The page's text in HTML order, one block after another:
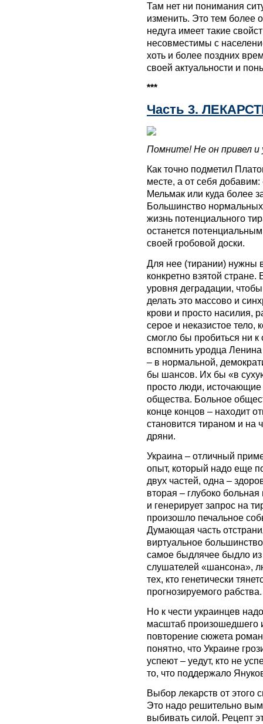
Там нет ни понимания
изменить. Это тем более
недуга имеет такие
несовместимы с
хоть и более поздних
своей актуальности и
***
Часть 3.
Помните! Не он привел
Как точно подметил
месте, а от себя
Мельмак или куда более
Большинство
жизнь потенциального
останется
своей гробовой доски.
Для нее (тирании) нужны
конкретно взятой
уровня деградации,
делать это массово и
крови и просто насилия,
серое и неказистое тело,
смогло бы пробиться ни к
вспомнить уродца
– в нормальной,
бы шансов. Их бы «в
просто люди, источающие
общества. Больное
конце концов – находит
становится тираном и на
дряни.
Украина – отличный
опыт, который надо еще
двух частей, одна –
вторая – глубоко
и генерирует запрос на
произошло печальное
Думающая часть
виртуальное
самое быдлячее быдло
слушателей «шансона»,
тех, кто генетически
прогнозируемого рабства.
Но к чести украинцев
масштаб произошедшего
повторение сюжета
понятно, что Украине
успеют – уедут, кто не
то, что поддержало
Выбор лекарств от этого
Это надо решительно
выбивать силой. Рецепт